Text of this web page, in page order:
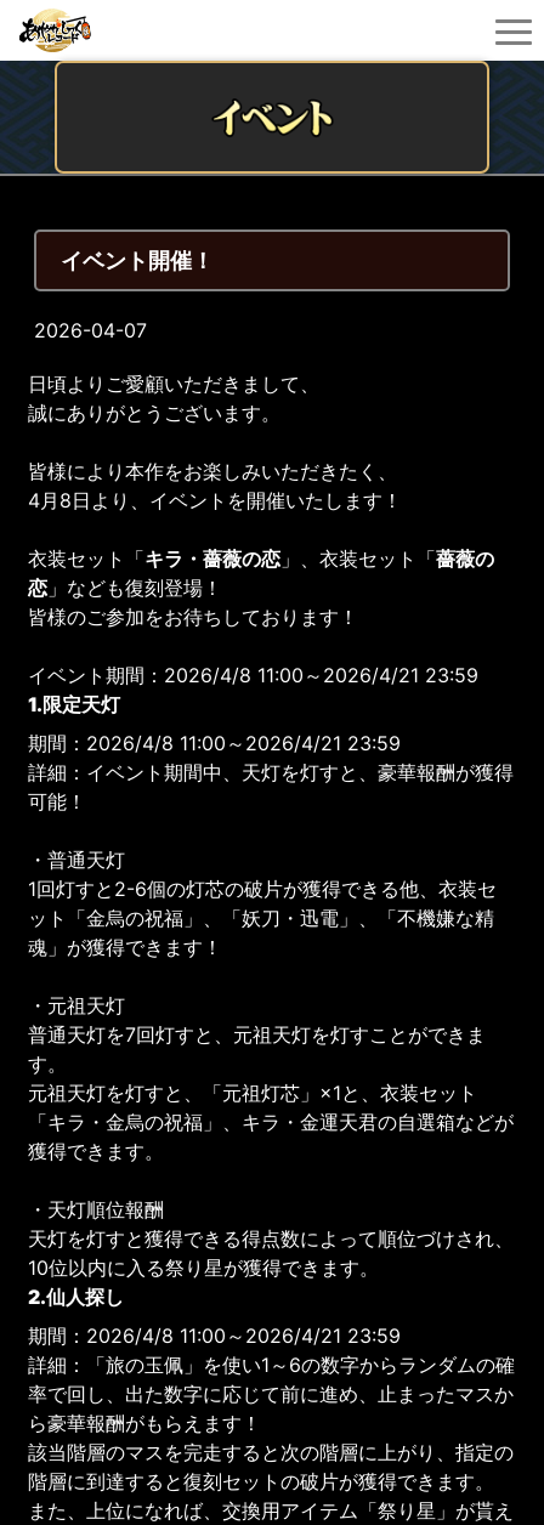
イベント開催！
2026-04-07
日頃よりご愛顧いただきまして、
誠にありがとうございます。
皆様により本作をお楽しみいただきたく、
4月8日より、イベントを開催いたします！
衣装セット「キラ・薔薇の恋 」、衣装セット「薔薇の
恋 」なども復刻登場！
皆様のご参加をお待ちしております！
イベント期間：2026/4/8 11:00～2026/4/21 23:59
1.限定天灯
期間：2026/4/8 11:00～2026/4/21 23:59
詳細：イベント期間中、天灯を灯すと、豪華報酬が獲得
可能！
・普通天灯
1回灯すと2-6個の灯芯の破片が獲得できる他、衣装セ
ット「金烏の祝福」、「妖刀・迅電」、「不機嫌な精
魂」が獲得できます！
・元祖天灯
普通天灯を7回灯すと、元祖天灯を灯すことができま
す。
元祖天灯を灯すと、「元祖灯芯」×1と、衣装セット
「キラ・金烏の祝福」、キラ・金運天君の自選箱などが
獲得できます。
・天灯順位報酬
天灯を灯すと獲得できる得点数によって順位づけされ、
10位以内に入る祭り星が獲得できます。
2.仙人探し
期間：2026/4/8 11:00～2026/4/21 23:59
詳細：「旅の玉佩」を使い1～6の数字からランダムの確
率で回し、出た数字に応じて前に進め、止まったマスか
ら豪華報酬がもらえます！
該当階層のマスを完走すると次の階層に上がり、指定の
階層に到達すると復刻セットの破片が獲得できます。
また、上位になれば、交換用アイテム「祭り星」が貰え